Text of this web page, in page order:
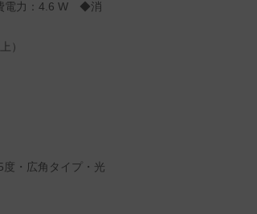
電力：4.6 W ◆消
）
・広角タイプ・光